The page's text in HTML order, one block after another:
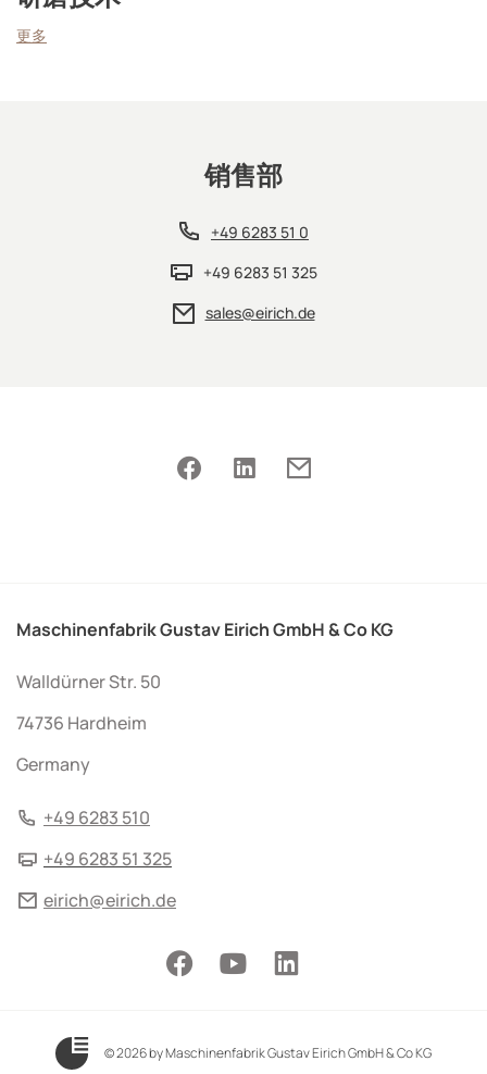
更多
销售部
+49 6283 51 0
+49 6283 51 325
sales@eirich.de
Maschinenfabrik Gustav Eirich GmbH & Co KG
Walldürner Str. 50
74736 Hardheim
Germany
+49 6283 510
+49 6283 51 325
eirich@eirich.de
© 2026 by Maschinenfabrik Gustav Eirich GmbH & Co KG